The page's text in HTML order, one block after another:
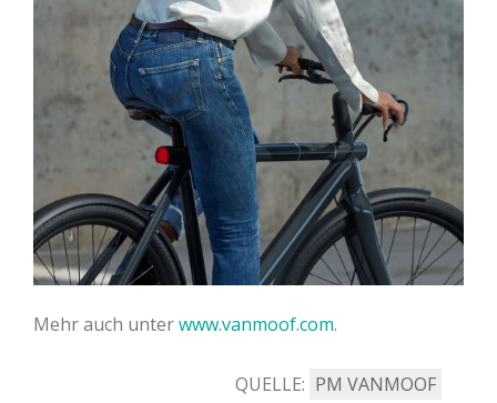
Mehr auch unterwww.vanmoof.com.
QUELLE: PM VANMOOF